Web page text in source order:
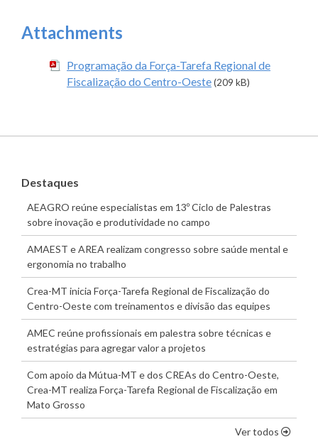
Attachments
Programação da Força-Tarefa Regional de
Fiscalização do Centro-Oeste(209 kB)
Destaques
AEAGRO reúne especialistas em 13º Ciclo de Palestras
sobre inovação e produtividade no campo
AMAEST e AREA realizam congresso sobre saúde mental e
ergonomia no trabalho
Crea-MT inicia Força-Tarefa Regional de Fiscalização do
Centro-Oeste com treinamentos e divisão das equipes
AMEC reúne profissionais em palestra sobre técnicas e
estratégias para agregar valor a projetos
Com apoio da Mútua-MT e dos CREAs do Centro-Oeste,
Crea-MT realiza Força-Tarefa Regional de Fiscalização em
Mato Grosso
Ver todos os